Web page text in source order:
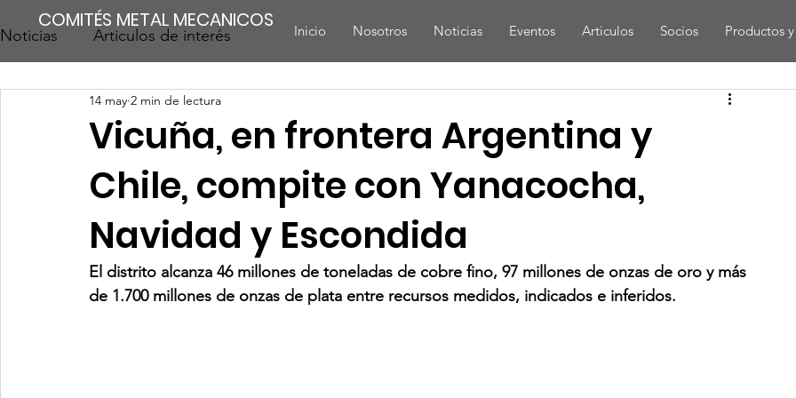
COMITÉS METAL MECANICOS Inicio Nosotros Noticias Eventos Articulos Socios Productos
Noticias Articulos de interés
Vicuña, en frontera Argentina y
Chile, compite con Yanacocha,
Navidad y Escondida
14 may 2 min de lectura
El distrito alcanza 46 millones de toneladas de cobre fino, 97 millones de onzas de oro y más
de 1.700 millones de onzas de plata entre recursos medidos, indicados e inferidos.